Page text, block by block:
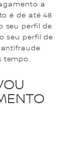
a
é de até 48
seu perfil de
seu perfil de
tempo.